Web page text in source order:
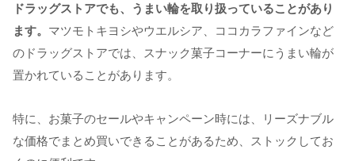
ドラッグストアでも、うまい輪を取り扱っていることがあり
ます。 マツモトキヨシやウエルシア、ココカラファインなど
のドラッグストアでは、スナック菓子コーナーにうまい輪が
置かれていることがあります。
特に、お菓子のセールやキャンペーン時には、リーズナブル
な価格でまとめ買いできることがあるため、ストックしてお